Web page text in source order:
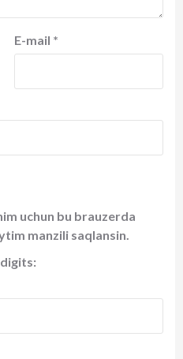
E-mail *
uchun bu brauzerda
manzili saqlansin.